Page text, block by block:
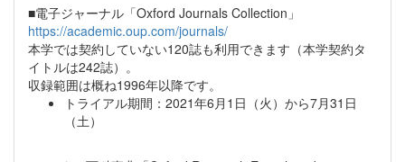
■電子ジャーナル「Oxford Journals Collection」
https://academic.oup.com/journals/
本学では契約していない120誌も利用できます（本学契約タ
イトルは242誌）。
収録範囲は概ね1996年以降です。
トライアル期間：2021年6月1日（火）から7月31日
（土）